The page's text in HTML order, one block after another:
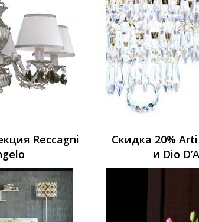
Reccagni
Скидка 20%
и Dio